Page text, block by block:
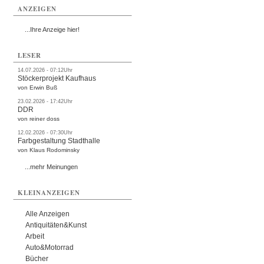
ANZEIGEN
...Ihre Anzeige hier!
LESER
14.07.2026 - 07:12Uhr
Stöckerprojekt Kaufhaus
von Erwin Buß
23.02.2026 - 17:42Uhr
DDR
von reiner doss
12.02.2026 - 07:30Uhr
Farbgestaltung Stadthalle
von Klaus Rodominsky
...mehr Meinungen
KLEINANZEIGEN
Alle Anzeigen
Antiquitäten&Kunst
Arbeit
Auto&Motorrad
Bücher